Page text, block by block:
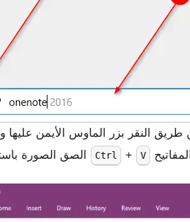
النقر بزر الماوس الأيمن عليها
Ctrl + V